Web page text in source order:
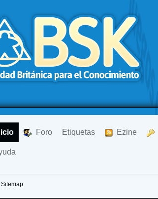
Foro Etiquetas Ezine
Sitemap